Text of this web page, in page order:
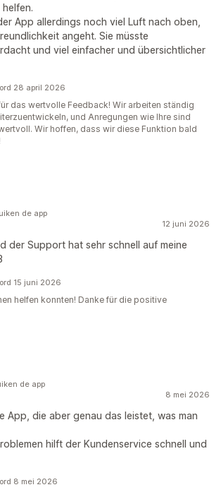
App allerdings noch viel Luft nach oben,
angeht. Sie müsste
und viel einfacher und übersichtlicher
28 april 2026
das wertvolle Feedback! Wir arbeiten ständig
und Anregungen wie Ihre sind
Wir hoffen, dass wir diese Funktion bald
12 juni 2026
der Support hat sehr schnell auf meine
de app
15 juni 2026
helfen konnten! Danke für die positive
8 mei 2026
App, die aber genau das leistet, was man
hilft der Kundenservice schnell und
de app
8 mei 2026